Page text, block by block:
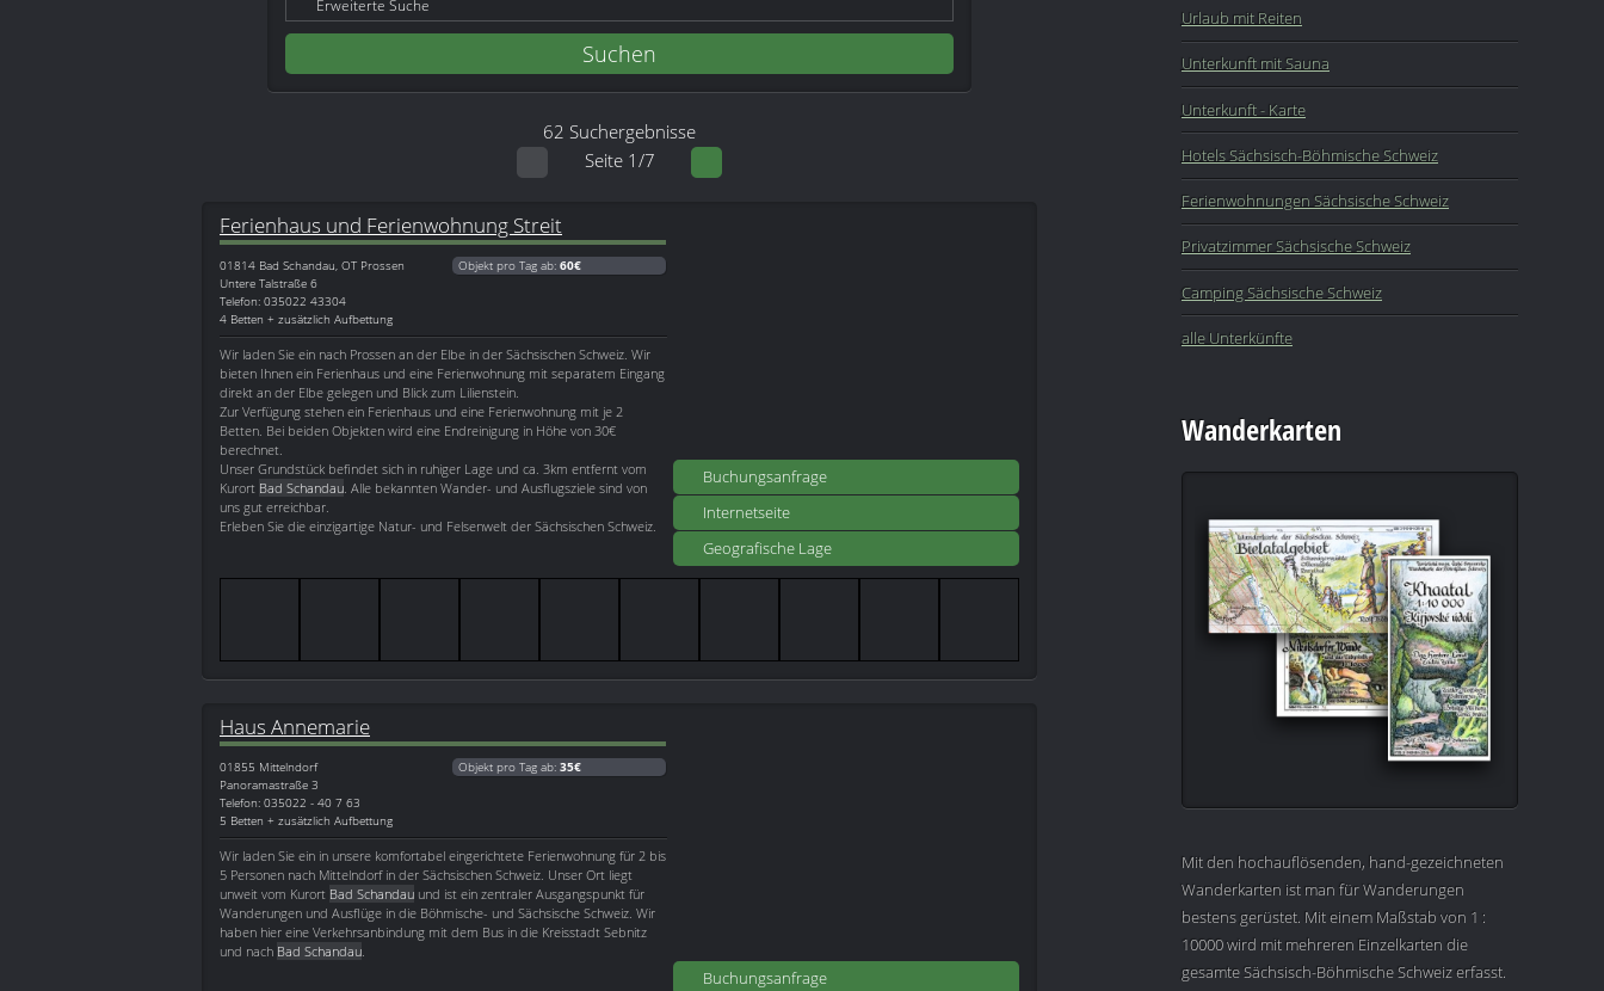
Erweiterte Suche
62 Suchergebnisse
Seite 1/7
Buchungsanfrage
Internetseite
Geografische Lage
Ferienhaus und Ferienwohnung Streit
01814 Bad Schandau, OT Prossen
Untere Talstraße 6
Telefon: 035022 43304
4 Betten + zusätzlich Aufbettung
Objekt pro Tag ab: 60€
Wir laden Sie ein nach Prossen an der Elbe in der Sächsischen Schweiz. Wir
bieten Ihnen ein Ferienhaus und eine Ferienwohnung mit separatem Eingang
direkt an der Elbe gelegen und Blick zum Lilienstein.
Zur Verfügung stehen ein Ferienhaus und eine Ferienwohnung mit je 2
Betten. Bei beiden Objekten wird eine Endreinigung in Höhe von 30€
berechnet.
Unser Grundstück befindet sich in ruhiger Lage und ca. 3km entfernt vom
Kurort Bad Schandau. Alle bekannten Wander- und Ausflugsziele sind von
uns gut erreichbar.
Erleben Sie die einzigartige Natur- und Felsenwelt der Sächsischen Schweiz.
Buchungsanfrage
Haus Annemarie
01855 Mittelndorf
Panoramastraße 3
Telefon: 035022 - 40 7 63
5 Betten + zusätzlich Aufbettung
Objekt pro Tag ab: 35€
Wir laden Sie ein in unsere komfortabel eingerichtete Ferienwohnung für 2 bis
5 Personen nach Mittelndorf in der Sächsischen Schweiz. Unser Ort liegt
unweit vom Kurort Bad Schandau und ist ein zentraler Ausgangspunkt für
Wanderungen und Ausflüge in die Böhmische- und Sächsische Schweiz. Wir
haben hier eine Verkehrsanbindung mit dem Bus in die Kreisstadt Sebnitz
und nach Bad Schandau.
Urlaub mit Reiten
Unterkunft mit Sauna
Unterkunft - Karte
Hotels Sächsisch-Böhmische Schweiz
Ferienwohnungen Sächsische Schweiz
Privatzimmer Sächsische Schweiz
Camping Sächsische Schweiz
alle Unterkünfte
Wanderkarten
Mit den hochauflösenden, hand-gezeichneten
Wanderkarten ist man für Wanderungen
bestens gerüstet. Mit einem Maßstab von 1 :
10000 wird mit mehreren Einzelkarten die
gesamte Sächsisch-Böhmische Schweiz erfasst.